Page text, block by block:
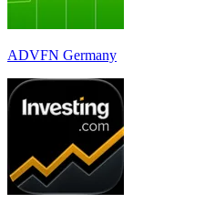
ADVFN Germany